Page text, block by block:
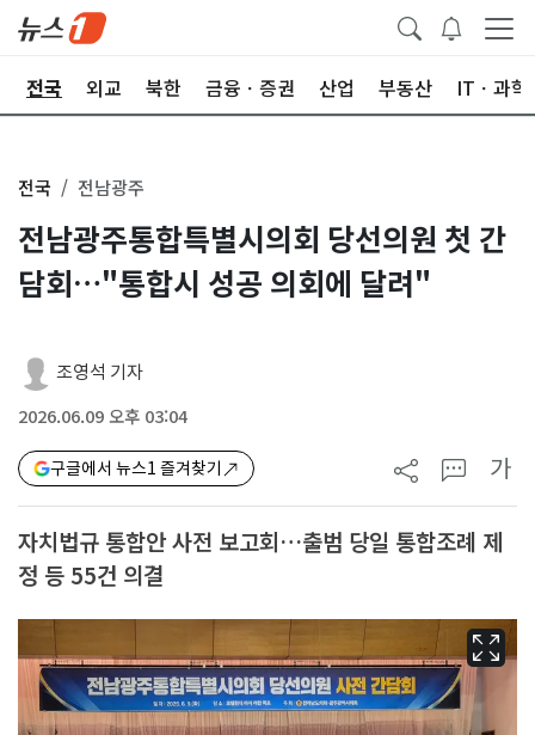
전국 외교 북한 금융ㆍ증권 산업 부동산 ITㆍ과학
전국 전남광주
전남광주통합특별시의회 당선의원 첫 간
담회…"통합시 성공 의회에 달려"
조영석 기자
2026.06.09 오후 03:04
구글에서 뉴스1 즐겨찾기 가
자치법규 통합안 사전 보고회…출범 당일 통합조례 제
정 등 55건 의결